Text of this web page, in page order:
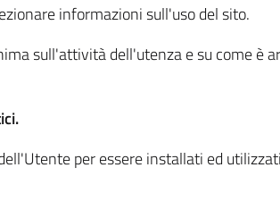
informazioni sull'uso del sito.
sull'attività dell'utenza e su come è
per essere installati ed